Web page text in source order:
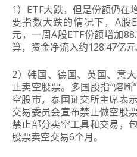
1）ETF大跌，但是份额仍在
要指数大跌的情况下，A股
元，一周A股ETF份额增加
算，资金净流入约128.47亿元
2）韩国、德国、英国、意
止卖空股票。多国股指“熔
空股市，泰国证交所主席表
交易委员会宣布禁止做空股
禁止部分卖空工具和交易，
股票卖空交易6个月。